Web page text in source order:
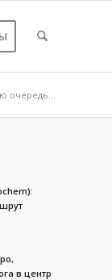
очередь...
в центр